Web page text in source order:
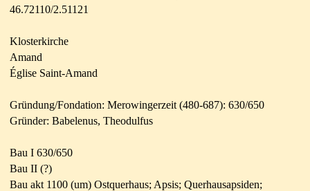
46.72110/2.51121
Klosterkirche
Amand
Église Saint-Amand
Gründung/Fondation: Merowingerzeit (480-687): 630/650
Gründer: Babelenus, Theodulfus
Bau I 630/650
Bau II (?)
Bau akt 1100 (um) Ostquerhaus; Apsis; Querhausapsiden;